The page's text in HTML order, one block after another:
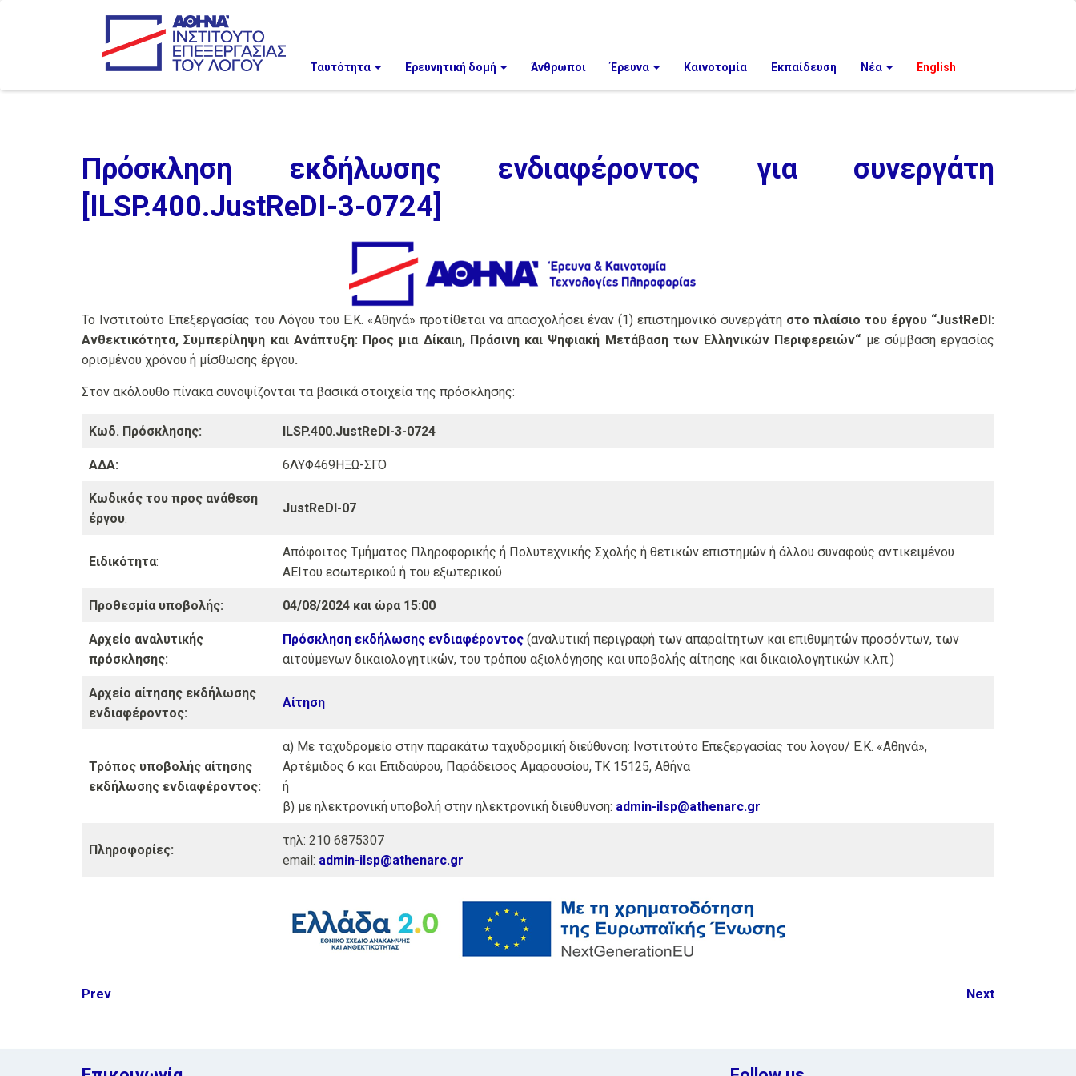
Ταυτότητα Ερευνητική δομή Άνθρωποι Έρευνα Καινοτομία Εκπαίδευση Νέα English
Πρόσκληση εκδήλωσης ενδιαφέροντος για συνεργάτη
[ILSP.400.JustReDI-3-0724]
Το Ινστιτούτο Επεξεργασίας του Λόγου του Ε.Κ. «Αθηνά» προτίθεται να απασχολήσει έναν (1) επιστημονικό συνεργάτη στο πλαίσιο του έργου “JustReDI:
Ανθεκτικότητα, Συμπερίληψη και Ανάπτυξη: Προς μια Δίκαιη, Πράσινη και Ψηφιακή Μετάβαση των Ελληνικών Περιφερειών“ με σύμβαση εργασίας
ορισμένου χρόνου ή μίσθωσης έργου.
Στον ακόλουθο πίνακα συνοψίζονται τα βασικά στοιχεία της πρόσκλησης:
Κωδ. Πρόσκλησης: ILSP.400.JustReDI-3-0724
ΑΔΑ: 6ΛΥΦ469ΗΞΩ-ΣΓΟ
Κωδικός του προς ανάθεση
έργου:
JustReDI-07
Ειδικότητα:
Απόφοιτος Τμήματος Πληροφορικής ή Πολυτεχνικής Σχολής ή θετικών επιστημών ή άλλου συναφούς αντικειμένου
ΑΕΙτου εσωτερικού ή του εξωτερικού
Προθεσμία υποβολής: 04/08/2024 και ώρα 15:00
Αρχείο αναλυτικής
πρόσκλησης:
Πρόσκληση εκδήλωσης ενδιαφέροντος (αναλυτική περιγραφή των απαραίτητων και επιθυμητών προσόντων, των
αιτούμενων δικαιολογητικών, του τρόπου αξιολόγησης και υποβολής αίτησης και δικαιολογητικών κ.λπ.)
Αρχείο αίτησης εκδήλωσης
ενδιαφέροντος:
Αίτηση
Τρόπος υποβολής αίτησης
εκδήλωσης ενδιαφέροντος:
α) Με ταχυδρομείο στην παρακάτω ταχυδρομική διεύθυνση: Ινστιτούτο Επεξεργασίας του λόγου/ Ε.Κ. «Αθηνά»,
Αρτέμιδος 6 και Επιδαύρου, Παράδεισος Αμαρουσίου, ΤΚ 15125, Αθήνα
ή
β) με ηλεκτρονική υποβολή στην ηλεκτρονική διεύθυνση: admin-ilsp@athenarc.gr
Πληροφορίες:
τηλ: 210 6875307
email: admin-ilsp@athenarc.gr
Post
Prev Next